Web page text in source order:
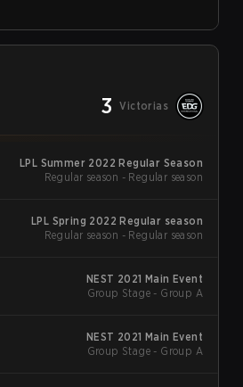
3 Victorias
LPL Summer 2022 Regular Season
Regular season - Regular season
LPL Spring 2022 Regular season
Regular season - Regular season
NEST 2021 Main Event
Group Stage - Group A
NEST 2021 Main Event
Group Stage - Group A